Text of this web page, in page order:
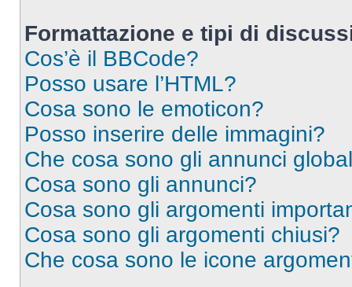
Formattazione e tipi di
Cos’è il BBCode?
Posso usare l’HTML?
Cosa sono le emoticon?
Posso inserire delle immagini?
Che cosa sono gli annunci
Cosa sono gli annunci?
Cosa sono gli argomenti
Cosa sono gli argomenti chiusi?
Che cosa sono le icone